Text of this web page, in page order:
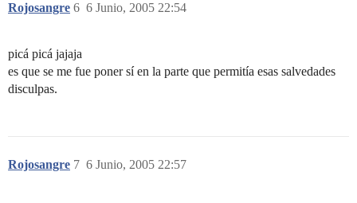
Rojosangre 6 Junio, 2005 22:54
6
picá picá jajaja
es que se me fue poner sí en la parte que permitía esas salvedades
disculpas.
Rojosangre 6 Junio, 2005 22:57
7